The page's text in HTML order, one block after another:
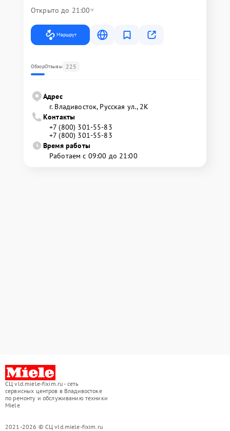
Открыто до 21:00
Маршрут
ОбзорОтзывы 225
Адрес
г. Владивосток, Русская ул., 2К
Контакты
+7 (800) 301-55-83
+7 (800) 301-55-83
Время работы
Работаем с 09:00 до 21:00
СЦ vld.miele-fixim.ru - сеть
сервисных центров в Владивостоке
по ремонту и обслуживанию техники
Miele
2021-2026 © СЦ vld.miele-fixim.ru